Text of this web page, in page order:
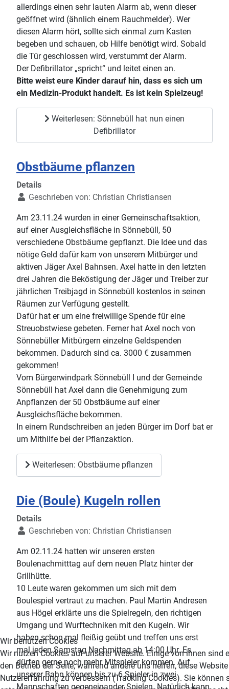
allerdings einen sehr lauten Alarm ab, wenn dieser
geöffnet wird (ähnlich einem Rauchmelder). Wer
diesen Alarm hört, sollte sich einmal zum Kasten
begeben und schauen, ob Hilfe benötigt wird. Sobald
die Tür geschlossen wird, verstummt der Alarm.
Der Defibrillator „spricht“ und leitet einen an.
Bitte weist eure Kinder darauf hin, dass es sich um
ein Medizin-Produkt handelt. Es ist kein Spielzeug!
Weiterlesen: Sönnebüll hat nun einen
Defibrillator
Obstbäume pflanzen
Details
Geschrieben von: Christian Christiansen
Am 23.11.24 wurden in einer Gemeinschaftsaktion,
auf einer Ausgleichsfläche in Sönnebüll, 50
verschiedene Obstbäume gepflanzt. Die Idee und das
nötige Geld dafür kam von unserem Mitbürger und
aktiven Jäger Axel Bahnsen. Axel hatte in den letzten
drei Jahren die Beköstigung der Jäger und Treiber zur
jährlichen Treibjagd in Sönnebüll kostenlos in seinen
Räumen zur Verfügung gestellt.
Dafür hat er um eine freiwillige Spende für eine
Streuobstwiese gebeten. Ferner hat Axel noch von
Sönnebüller Mitbürgern einzelne Geldspenden
bekommen. Dadurch sind ca. 3000 € zusammen
gekommen!
Vom Bürgerwindpark Sönnebüll I und der Gemeinde
Sönnebüll hat Axel dann die Genehmigung zum
Anpflanzen der 50 Obstbäume auf einer
Ausgleichsfläche bekommen.
In einem Rundschreiben an jeden Bürger im Dorf bat er
um Mithilfe bei der Pflanzaktion.
Weiterlesen: Obstbäume pflanzen
Die (Boule) Kugeln rollen
Details
Geschrieben von: Christian Christiansen
Am 02.11.24 hatten wir unseren ersten
Boulenachmitttag auf dem neuen Platz hinter der
Grillhütte.
10 Leute waren gekommen um sich mit dem
Boulespiel vertraut zu machen. Paul Martin Andresen
aus Högel erklärte uns die Spielregeln, den richtigen
Umgang und Wurftechniken mit den Kugeln. Wir
haben schon mal fleißig geübt und treffen uns erst
mal jeden Samstag Nachmittag ab 14:00 Uhr. Es
dürfen gerne noch mehr Mitspieler kommen. Auf
unserer Bahn können bis zu 6 Spieler in zwei
Mannschaften gegeneinander Spielen. Natürlich kann
Wir benutzen Cookies
Wir nutzen Cookies auf unserer Website. Einige von ihnen sind
den Betrieb der Seite, während andere uns helfen, diese
Nutzererfahrung zu verbessern (Tracking Cookies). Sie können